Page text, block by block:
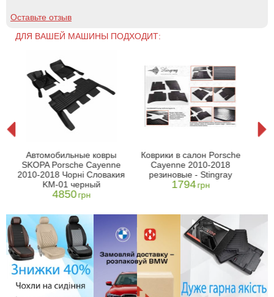
Оставьте отзыв
ДЛЯ ВАШЕЙ МАШИНЫ ПОДХОДИТ:
Автомобильные ковры
SKOPA Porsche Cayenne
2010-2018 Чорні Словакия
KM-01 черный
4850грн
Коврики в салон Porsche
Cayenne 2010-2018
резиновые - Stingray
1794грн